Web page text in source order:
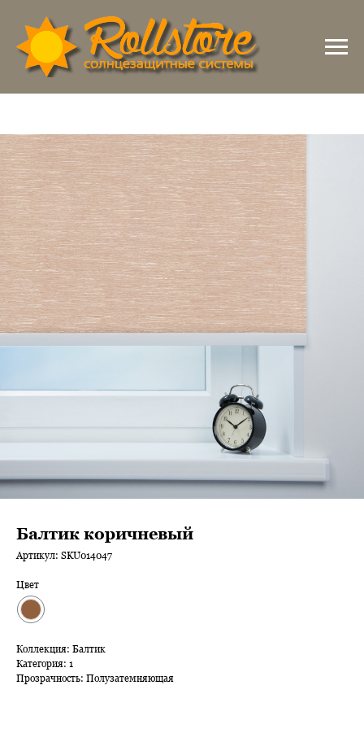
Балтик коричневый
Артикул: SKU014047
Цвет
Коллекция: Балтик
Категория: 1
Прозрачность: Полузатемняющая